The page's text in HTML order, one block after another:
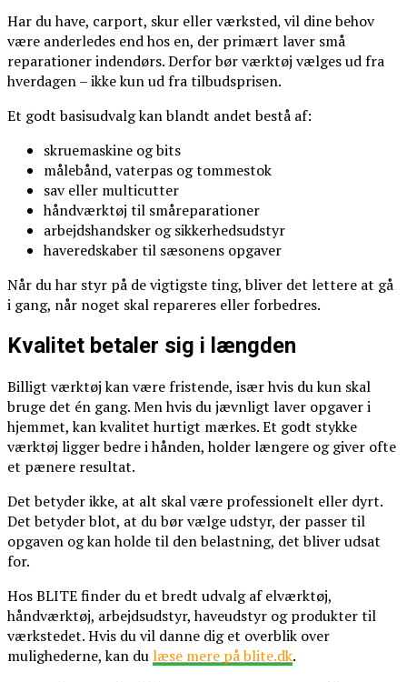
Har du have, carport, skur eller værksted, vil dine behov
være anderledes end hos en, der primært laver små
reparationer indendørs. Derfor bør værktøj vælges ud fra
hverdagen – ikke kun ud fra tilbudsprisen.
Et godt basisudvalg kan blandt andet bestå af:
skruemaskine og bits
målebånd, vaterpas og tommestok
sav eller multicutter
håndværktøj til småreparationer
arbejdshandsker og sikkerhedsudstyr
haveredskaber til sæsonens opgaver
Når du har styr på de vigtigste ting, bliver det lettere at gå
i gang, når noget skal repareres eller forbedres.
Kvalitet betaler sig i længden
Billigt værktøj kan være fristende, især hvis du kun skal
bruge det én gang. Men hvis du jævnligt laver opgaver i
hjemmet, kan kvalitet hurtigt mærkes. Et godt stykke
værktøj ligger bedre i hånden, holder længere og giver ofte
et pænere resultat.
Det betyder ikke, at alt skal være professionelt eller dyrt.
Det betyder blot, at du bør vælge udstyr, der passer til
opgaven og kan holde til den belastning, det bliver udsat
for.
Hos BLITE finder du et bredt udvalg af elværktøj,
håndværktøj, arbejdsudstyr, haveudstyr og produkter til
værkstedet. Hvis du vil danne dig et overblik over
mulighederne, kan dulæse mere på blite.dk.